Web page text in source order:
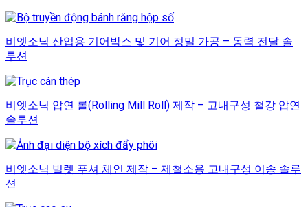
비엣소닉 산업용 기어박스 및 기어 정밀 가공 – 동력 전달 솔
루션
비엣소닉 압연 롤(Rolling Mill Roll) 제작 – 고내구성 철강 압연
솔루션
비엣소닉 빌렛 푸셔 체인 제작 – 제철소용 고내구성 이송 솔루
션